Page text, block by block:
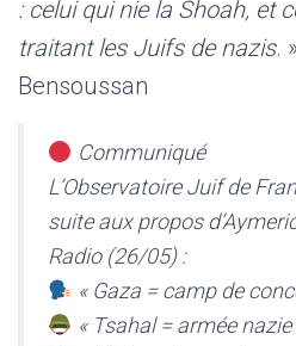
: celui qui nie la Shoah, et
traitant les Juifs de nazis.
Bensoussan
Communiqué
L’Observatoire Juif de
suite aux propos
Radio (26/05) :
« Gaza = camp de
« Tsahal = armée nazie